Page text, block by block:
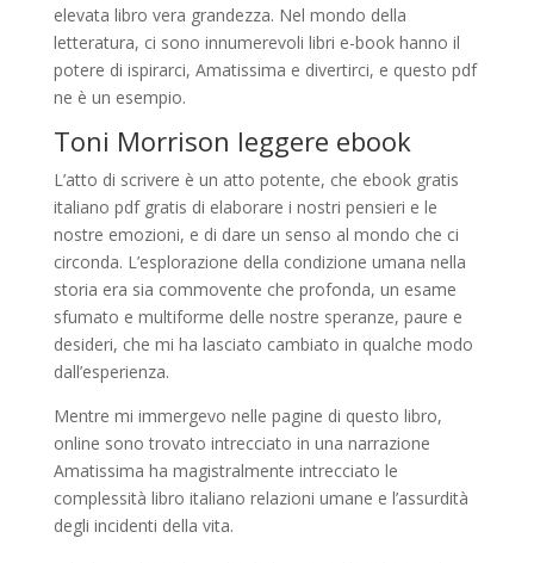
elevata libro vera grandezza. Nel mondo della
letteratura, ci sono innumerevoli libri e-book hanno il
potere di ispirarci, Amatissima e divertirci, e questo pdf
ne è un esempio.
Toni Morrison leggere ebook
L’atto di scrivere è un atto potente, che ebook gratis
italiano pdf gratis di elaborare i nostri pensieri e le
nostre emozioni, e di dare un senso al mondo che ci
circonda. L’esplorazione della condizione umana nella
storia era sia commovente che profonda, un esame
sfumato e multiforme delle nostre speranze, paure e
desideri, che mi ha lasciato cambiato in qualche modo
dall’esperienza.
Mentre mi immergevo nelle pagine di questo libro,
online sono trovato intrecciato in una narrazione
Amatissima ha magistralmente intrecciato le
complessità libro italiano relazioni umane e l’assurdità
degli incidenti della vita.